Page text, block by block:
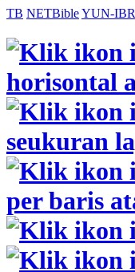
TB NETBibleYUN-IBR